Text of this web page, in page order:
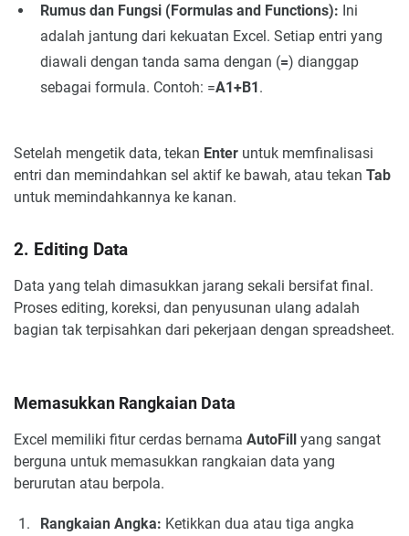
Rumus dan Fungsi (Formulas and Functions): Ini
adalah jantung dari kekuatan Excel. Setiap entri yang
diawali dengan tanda sama dengan (=) dianggap
sebagai formula. Contoh: =A1+B1.
Setelah mengetik data, tekan Enter untuk memfinalisasi
entri dan memindahkan sel aktif ke bawah, atau tekan Tab
untuk memindahkannya ke kanan.
2. Editing Data
Data yang telah dimasukkan jarang sekali bersifat final.
Proses editing, koreksi, dan penyusunan ulang adalah
bagian tak terpisahkan dari pekerjaan dengan spreadsheet.
Memasukkan Rangkaian Data
Excel memiliki fitur cerdas bernama AutoFill yang sangat
berguna untuk memasukkan rangkaian data yang
berurutan atau berpola.
Rangkaian Angka: Ketikkan dua atau tiga angka